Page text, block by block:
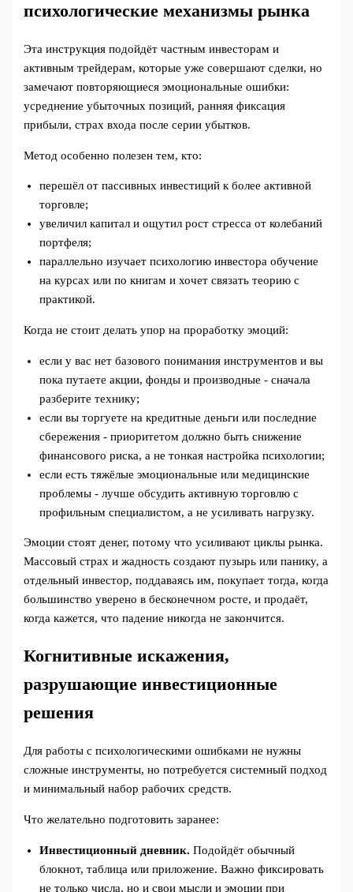
психологические механизмы рынка
Эта инструкция подойдёт частным инвесторам и
активным трейдерам, которые уже совершают сделки, но
замечают повторяющиеся эмоциональные ошибки:
усреднение убыточных позиций, ранняя фиксация
прибыли, страх входа после серии убытков.
Метод особенно полезен тем, кто:
перешёл от пассивных инвестиций к более активной
торговле;
увеличил капитал и ощутил рост стресса от колебаний
портфеля;
параллельно изучает психологию инвестора обучение
на курсах или по книгам и хочет связать теорию с
практикой.
Когда не стоит делать упор на проработку эмоций:
если у вас нет базового понимания инструментов и вы
пока путаете акции, фонды и производные - сначала
разберите технику;
если вы торгуете на кредитные деньги или последние
сбережения - приоритетом должно быть снижение
финансового риска, а не тонкая настройка психологии;
если есть тяжёлые эмоциональные или медицинские
проблемы - лучше обсудить активную торговлю с
профильным специалистом, а не усиливать нагрузку.
Эмоции стоят денег, потому что усиливают циклы рынка.
Массовый страх и жадность создают пузырь или панику, а
отдельный инвестор, поддаваясь им, покупает тогда, когда
большинство уверено в бесконечном росте, и продаёт,
когда кажется, что падение никогда не закончится.
Когнитивные искажения,
разрушающие инвестиционные
решения
Для работы с психологическими ошибками не нужны
сложные инструменты, но потребуется системный подход
и минимальный набор рабочих средств.
Что желательно подготовить заранее:
Инвестиционный дневник. Подойдёт обычный
блокнот, таблица или приложение. Важно фиксировать
не только числа, но и свои мысли и эмоции при